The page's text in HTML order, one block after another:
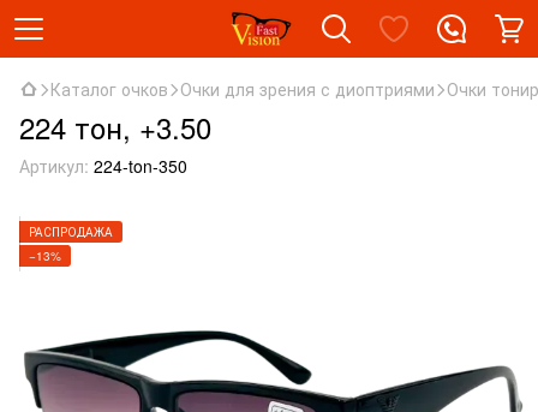
Каталог очков Очки для зрения с диоптриями Очки
224 тон, +3.50
Артикул: 224-ton-350
РАСПРОДАЖА
−13%